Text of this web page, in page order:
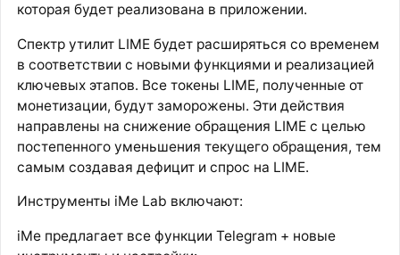
которая будет реализована в приложении.
Спектр утилит LIME будет расширяться со временем
в соответствии с новыми функциями и реализацией
ключевых этапов. Все токены LIME, полученные от
монетизации, будут заморожены. Эти действия
направлены на снижение обращения LIME с целью
постепенного уменьшения текущего обращения, тем
самым создавая дефицит и спрос на LIME.
Инструменты iMe Lab включают:
iMe предлагает все функции Telegram + новые